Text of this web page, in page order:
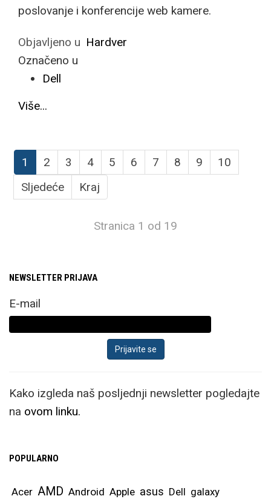
poslovanje i konferencije web kamere.
Objavljeno u Hardver
Označeno u
Dell
Više...
1 2 3 4 5 6 7 8 9
10
Sljedeće
Kraj
Stranica 1 od 19
NEWSLETTER PRIJAVA
E-mail
Kako izgleda naš posljednji newsletter pogledajte
na ovom linku.
POPULARNO
Acer AMD Android Apple asus Dell galaxy